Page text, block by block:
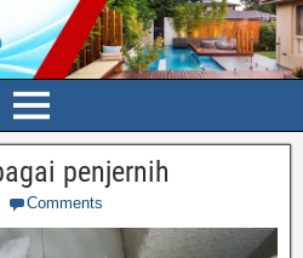
penjernih
Comments